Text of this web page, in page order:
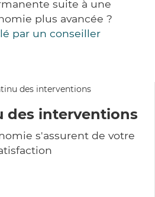
suite à une
plus avancée ?
par un conseiller
des interventions
s'assurent de votre